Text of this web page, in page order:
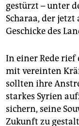
gestürzt – unter
Scharaa, der
Geschicke des
In einer Rede rief
mit vereinten
sollten ihre
starkes Syrien
sichern, seine
Zukunft zu